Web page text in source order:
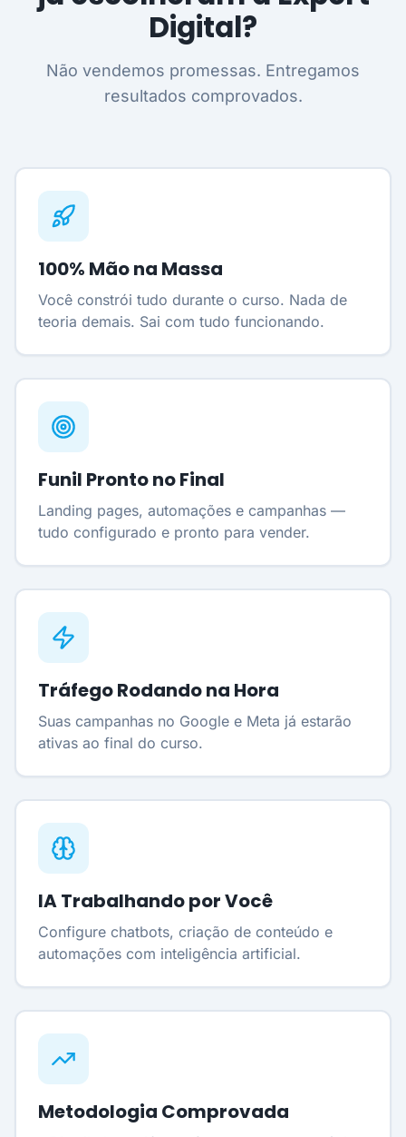
Digital?
Não vendemos promessas. Entregamos
resultados comprovados.
100% Mão na Massa
Você constrói tudo durante o curso. Nada de
teoria demais. Sai com tudo funcionando.
Funil Pronto no Final
Landing pages, automações e campanhas —
tudo configurado e pronto para vender.
Tráfego Rodando na Hora
Suas campanhas no Google e Meta já estarão
ativas ao final do curso.
IA Trabalhando por Você
Configure chatbots, criação de conteúdo e
automações com inteligência artificial.
Metodologia Comprovada